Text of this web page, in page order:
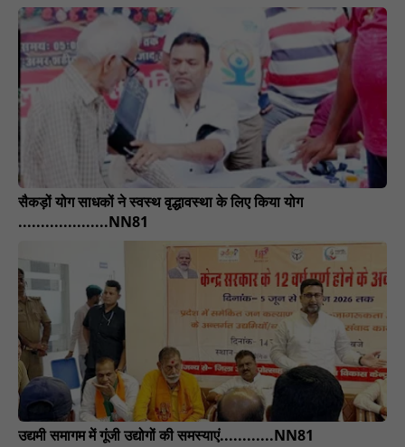
सैकड़ों योग साधकों ने स्वस्थ वृद्धावस्था के लिए किया योग
....................NN81
उद्यमी समागम में गूंजी उद्योगों की समस्याएं............NN81